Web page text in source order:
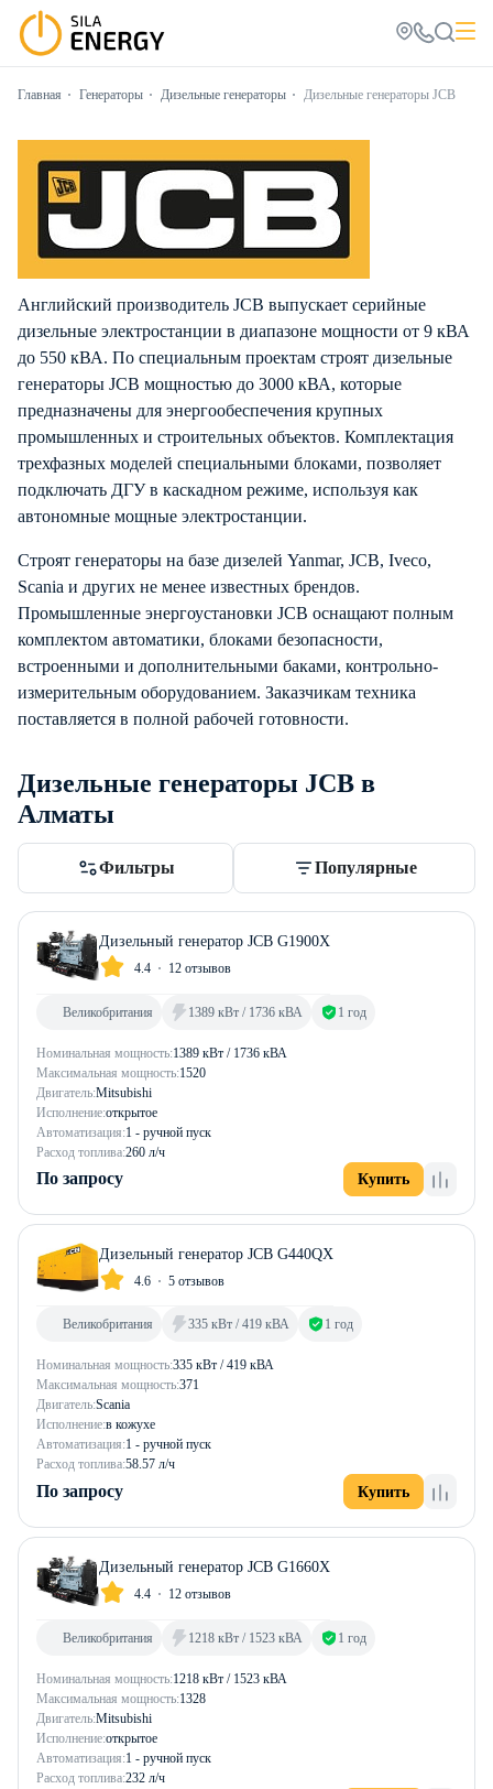
Главная Генераторы Дизельные генераторы Дизельные генераторы JCB
Дизельные генераторы JCB в
Алматы
Английский производитель JCB выпускает серийные
дизельные электростанции в диапазоне мощности от 9 кВА
до 550 кВА. По специальным проектам строят дизельные
генераторы JCB мощностью до 3000 кВА, которые
предназначены для энергообеспечения крупных
промышленных и строительных объектов. Комплектация
трехфазных моделей специальными блоками, позволяет
подключать ДГУ в каскадном режиме, используя как
автономные мощные электростанции.
Строят генераторы на базе дизелей Yanmar, JCB, Iveco,
Scania и других не менее известных брендов.
Промышленные энергоустановки JCB оснащают полным
комплектом автоматики, блоками безопасности,
встроенными и дополнительными баками, контрольно-
измерительным оборудованием. Заказчикам техника
поставляется в полной рабочей готовности.
Фильтры Популярные
Дизельный генератор JCB G1900X
4.4 12 отзывов
Номинальная мощность:1389 кВт / 1736 кВА
Максимальная мощность:1520
Двигатель:Mitsubishi
Исполнение:открытое
Автоматизация:1 - ручной пуск
Расход топлива:260 л/ч
Великобритания 1389 кВт / 1736 кВА 1 год
По запросу Купить
Дизельный генератор JCB G440QX
4.6 5 отзывов
Номинальная мощность:335 кВт / 419 кВА
Максимальная мощность:371
Двигатель:Scania
Исполнение:в кожухе
Автоматизация:1 - ручной пуск
Расход топлива:58.57 л/ч
Великобритания 335 кВт / 419 кВА 1 год
По запросу Купить
Дизельный генератор JCB G1660X
4.4 12 отзывов
Номинальная мощность:1218 кВт / 1523 кВА
Максимальная мощность:1328
Двигатель:Mitsubishi
Исполнение:открытое
Автоматизация:1 - ручной пуск
Расход топлива:232 л/ч
Великобритания 1218 кВт / 1523 кВА 1 год